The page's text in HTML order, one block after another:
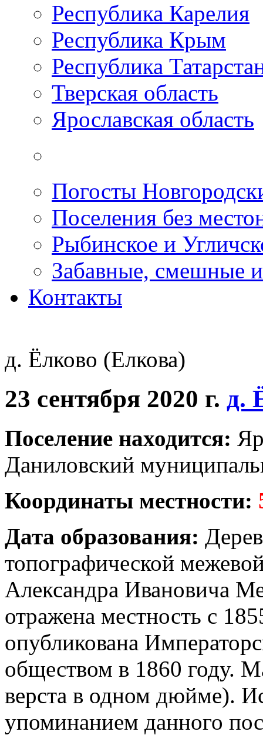
Республика Карелия
Республика Крым
Республика
Тверская область
Ярославская область
Погосты
Поселения без
Рыбинское и
Забавные, смешные
Контакты
д. Ёлково (Елкова)
23 сентября 2020 г. д.
Поселение находится:
Даниловский
Координаты местности:
Дата образования:
топографической
Александра Ивановича
отражена местность с
опубликована
обществом в 1860 году.
верста в одном дюйме).
упоминанием данного